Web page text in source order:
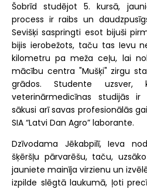
Šobrīd studējot 5. kursā,
process ir raibs un
Sevišķi saspringti esot bijuši
bijis ierobežots, taču tas Ievu
kilometru pa meža ceļu, lai
mācību centra "Mušķi" zirgu
grādos. Studente uzsver,
veterinārmedicīnas studijās
sākusi arī savas profesionālās
SIA “Latvi Dan Agro” laborante.
Dzīvodama Jēkabpilī, Ieva
šķēršļu pārvarēšu, taču,
jauniete mainīja virzienu un
izpilde slēgtā laukumā, ļoti